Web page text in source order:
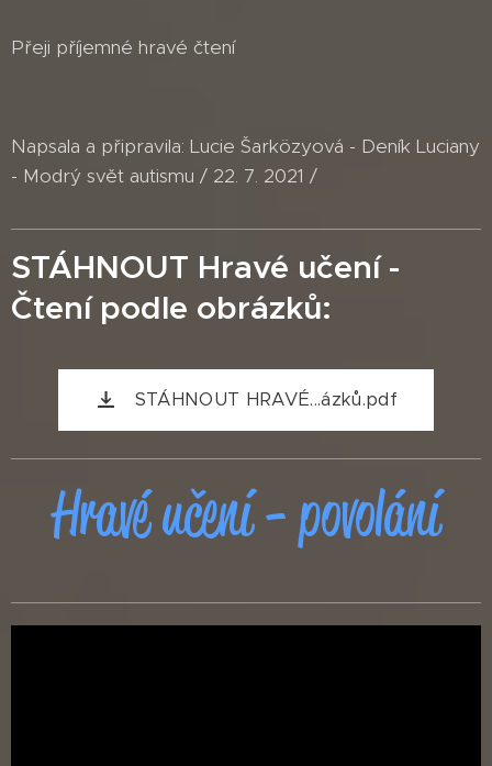
Přeji příjemné hravé čtení
Napsala a připravila: Lucie Šarközyová - Deník Luciany
- Modrý svět autismu / 22. 7. 2021 /
STÁHNOUT Hravé učení -
Čtení podle obrázků:
STÁHNOUT HRAVÉ...ázků.pdf
Hravé učení - povolání